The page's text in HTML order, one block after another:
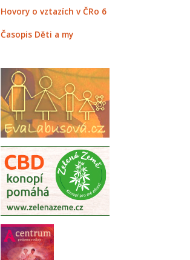
Hovory o vztazích v ČRo 6
Časopis Děti a my